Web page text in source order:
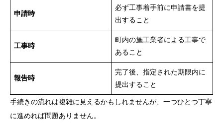
申請時
必ず工事着手前に申請書を提
出すること
工事時
町内の施工業者による工事で
あること
報告時
完了後、指定された期限内に
提出すること
手続きの流れは複雑に見えるかもしれませんが、一つひとつ丁寧
に進めれば問題ありません。